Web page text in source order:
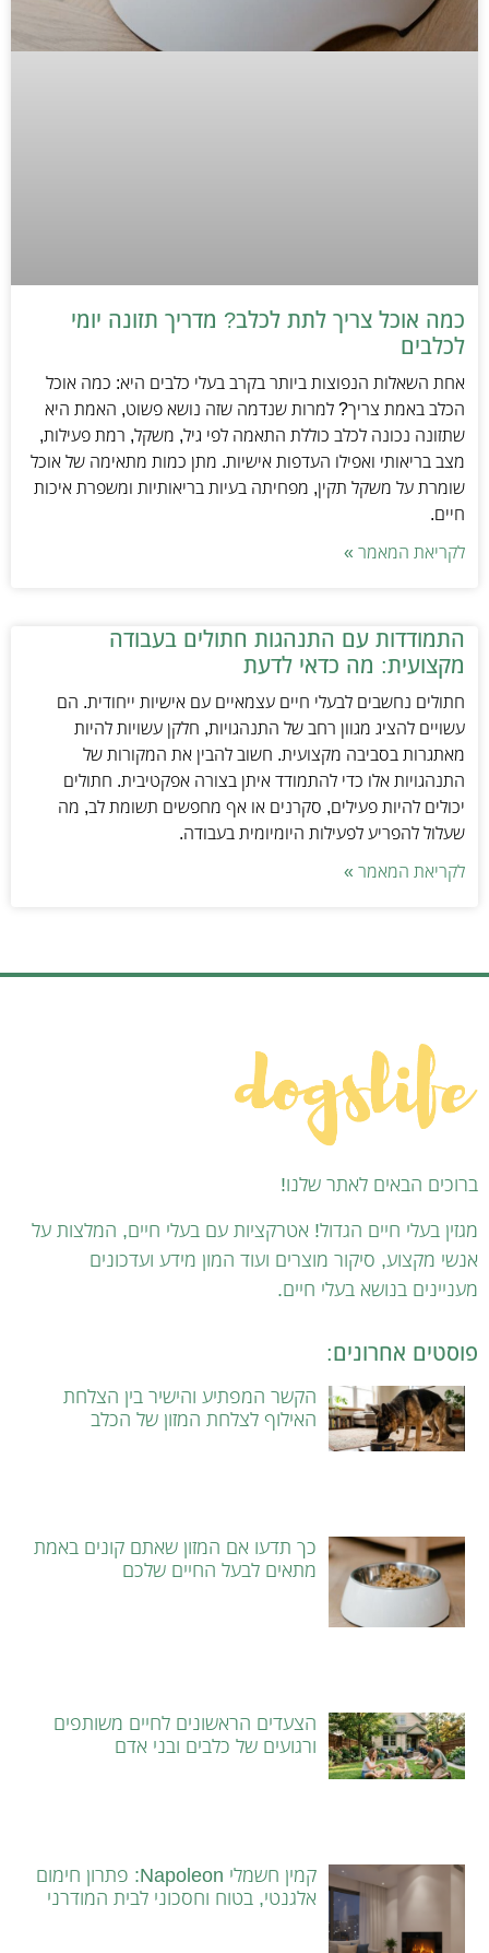
כמה אוכל צריך לתת לכלב? מדריך תזונה יומי
לכלבים
אחת השאלות הנפוצות ביותר בקרב בעלי כלבים היא: כמה אוכל
הכלב באמת צריך? למרות שנדמה שזה נושא פשוט, האמת היא
שתזונה נכונה לכלב כוללת התאמה לפי גיל, משקל, רמת פעילות,
מצב בריאותי ואפילו העדפות אישיות. מתן כמות מתאימה של אוכל
שומרת על משקל תקין, מפחיתה בעיות בריאותיות ומשפרת איכות
חיים.
לקריאת המאמר »
התמודדות עם התנהגות חתולים בעבודה
מקצועית: מה כדאי לדעת
חתולים נחשבים לבעלי חיים עצמאיים עם אישיות ייחודית. הם
עשויים להציג מגוון רחב של התנהגויות, חלקן עשויות להיות
מאתגרות בסביבה מקצועית. חשוב להבין את המקורות של
התנהגויות אלו כדי להתמודד איתן בצורה אפקטיבית. חתולים
יכולים להיות פעילים, סקרנים או אף מחפשים תשומת לב, מה
שעלול להפריע לפעילות היומיומית בעבודה.
לקריאת המאמר »
ברוכים הבאים לאתר שלנו!
מגזין בעלי חיים הגדול! אטרקציות עם בעלי חיים, המלצות על
אנשי מקצוע, סיקור מוצרים ועוד המון מידע ועדכונים
מעניינים בנושא בעלי חיים.
פוסטים אחרונים:
הקשר המפתיע והישיר בין הצלחת
האילוף לצלחת המזון של הכלב
כך תדעו אם המזון שאתם קונים באמת
מתאים לבעל החיים שלכם
הצעדים הראשונים לחיים משותפים
ורגועים של כלבים ובני אדם
קמין חשמלי Napoleon: פתרון חימום
אלגנטי, בטוח וחסכוני לבית המודרני